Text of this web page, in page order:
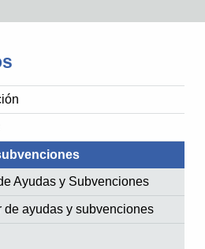
Ayudas y Subvenciones
de ayudas y subvenciones